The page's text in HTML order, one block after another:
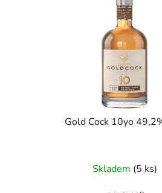
Gold Cock 10yo
Skladem (5 ks)